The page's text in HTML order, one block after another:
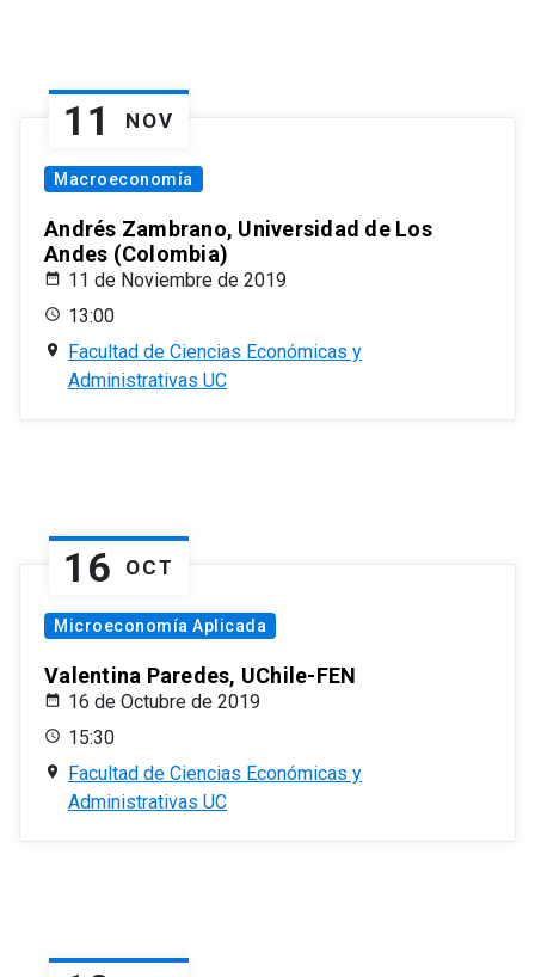
11 NOV
Macroeconomía
Andrés Zambrano, Universidad de Los
Andes (Colombia)
11 de Noviembre de 2019
13:00
Facultad de Ciencias Económicas y
Administrativas UC
16 OCT
Microeconomía Aplicada
Valentina Paredes, UChile-FEN
16 de Octubre de 2019
15:30
Facultad de Ciencias Económicas y
Administrativas UC